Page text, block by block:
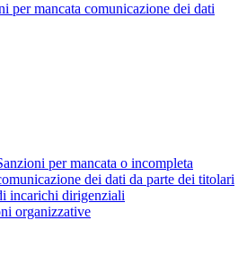
per mancata comunicazione dei dati
per mancata o incompleta
dei dati da parte dei titolari
incarichi dirigenziali
organizzative